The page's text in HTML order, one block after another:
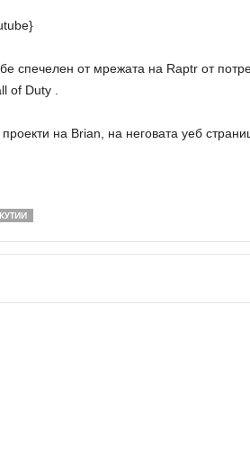
спечелен от мрежата на Raptr от
of Duty
на Brian, на неговата уеб